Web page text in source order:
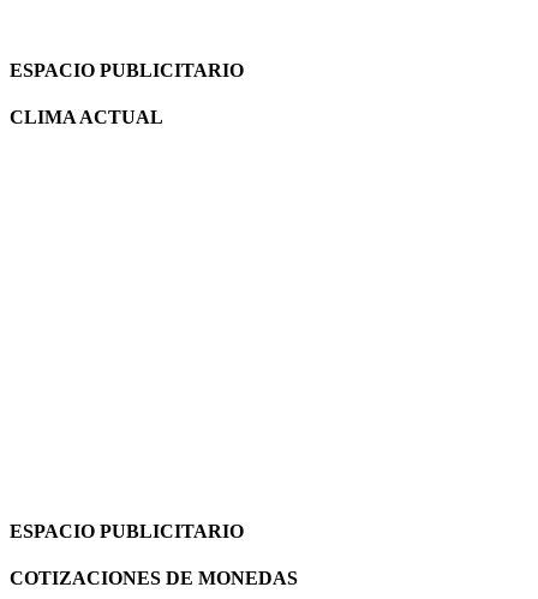
ESPACIO PUBLICITARIO
CLIMA ACTUAL
ESPACIO PUBLICITARIO
COTIZACIONES DE MONEDAS